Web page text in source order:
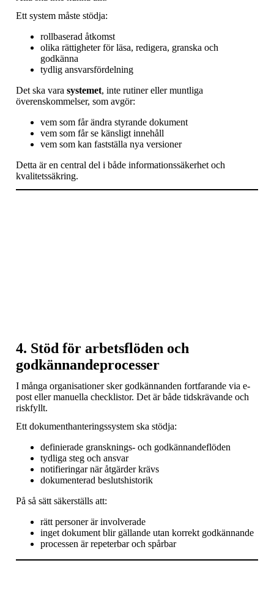
Ett system måste stödja:
rollbaserad åtkomst
olika rättigheter för läsa, redigera, granska och
godkänna
tydlig ansvarsfördelning
Det ska vara systemet, inte rutiner eller muntliga
överenskommelser, som avgör:
vem som får ändra styrande dokument
vem som får se känsligt innehåll
vem som kan fastställa nya versioner
Detta är en central del i både informationssäkerhet och
kvalitetssäkring.
4. Stöd för arbetsflöden och
godkännandeprocesser
I många organisationer sker godkännanden fortfarande via e-
post eller manuella checklistor. Det är både tidskrävande och
riskfyllt.
Ett dokumenthanteringssystem ska stödja:
definierade gransknings- och godkännandeflöden
tydliga steg och ansvar
notifieringar när åtgärder krävs
dokumenterad beslutshistorik
På så sätt säkerställs att:
rätt personer är involverade
inget dokument blir gällande utan korrekt godkännande
processen är repeterbar och spårbar